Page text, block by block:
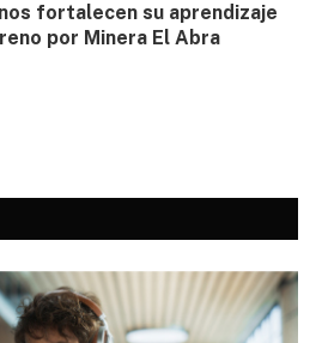
fortalecen su aprendizaje
por Minera El Abra